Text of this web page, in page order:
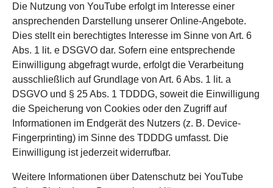
Die Nutzung von YouTube erfolgt im Interesse einer
ansprechenden Darstellung unserer Online-Angebote.
Dies stellt ein berechtigtes Interesse im Sinne von Art. 6
Abs. 1 lit. e DSGVO dar. Sofern eine entsprechende
Einwilligung abgefragt wurde, erfolgt die Verarbeitung
ausschließlich auf Grundlage von Art. 6 Abs. 1 lit. a
DSGVO und § 25 Abs. 1 TDDDG, soweit die Einwilligung
die Speicherung von Cookies oder den Zugriff auf
Informationen im Endgerät des Nutzers (z. B. Device-
Fingerprinting) im Sinne des TDDDG umfasst. Die
Einwilligung ist jederzeit widerrufbar.
Weitere Informationen über Datenschutz bei YouTube